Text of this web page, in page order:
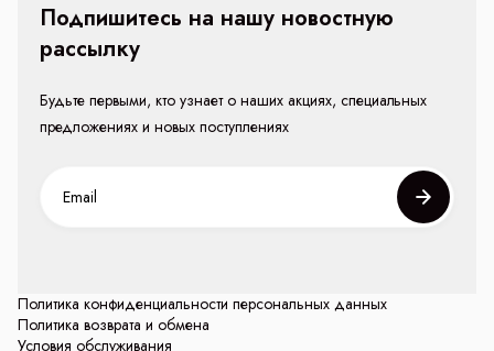
Политика конфиденциальности персональных данных
Политика возврата и обмена
Условия обслуживания
Подпишитесь на нашу новостную
рассылку
Будьте первыми, кто узнает о наших акциях, специальных
предложениях и новых поступлениях